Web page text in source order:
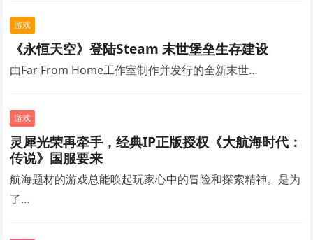
游戏
《永恒天空》登陆Steam 末世堡垒生存建设
由Far From Home工作室制作并发行的全新末世…
游戏
灵犀光荣再牵手，经典IP正版授权《大航海时代：
传说》国服要来
航海题材的游戏总能唤起玩家心中的冒险和探索精神。是为
了…